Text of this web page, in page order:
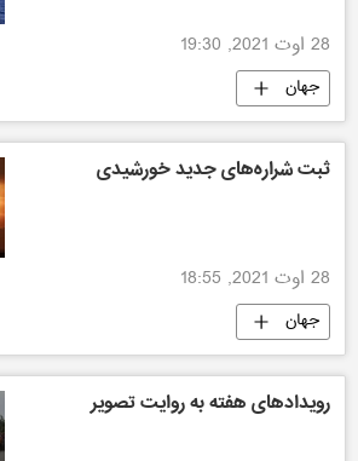
28 اوت 2021, 19:30
جهان
ثبت شراره‌های جدید خورشیدی
28 اوت 2021, 18:55
جهان
رویدادهای هفته به روایت تصویر